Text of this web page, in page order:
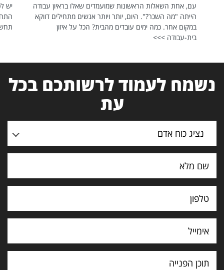
עם, אחת השאלות הראשונות שמועמדים שאלו בראיון עבודה
הייתה "מה השכר?". היום, יותר ויותר אנשים מתחילים דווקא
במקום אחר. כמה ימים עובדים מהבית? הכל על איזון
בית-עבודה >>>
יש
נשמח לעמוד לרשותכם בכל
עת
נציג כוח אדם
תוכן
הפנייה